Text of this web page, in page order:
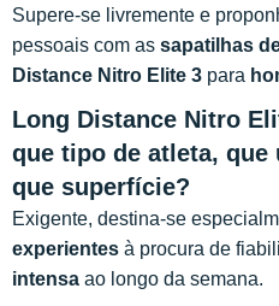
Supere-se livremente e
pessoais com as sapatilhas
Distance Nitro Elite 3 para
Long Distance Nitro
que tipo de atleta, que
que superfície?
Exigente, destina-se
experientes à procura de
intensa ao longo da semana.